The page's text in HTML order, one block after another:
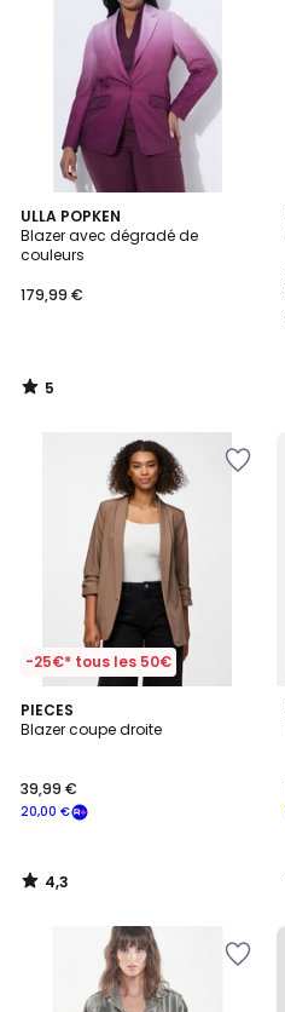
ULLA POPKEN
Blazer avec dégradé de
couleurs
179,99 €
5
/
5
5
/
-25€* tous les 50€
PIECES
Blazer coupe droite
20,00 €
39,99 €
4,3
/ 5
4,3
/